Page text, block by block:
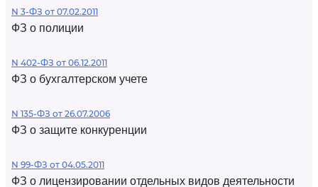
N 3-ФЗ от 07.02.2011
ФЗ о полиции
N 402-ФЗ от 06.12.2011
ФЗ о бухгалтерском учете
N 135-ФЗ от 26.07.2006
ФЗ о защите конкуренции
N 99-ФЗ от 04.05.2011
ФЗ о лицензировании отдельных видов деятельности